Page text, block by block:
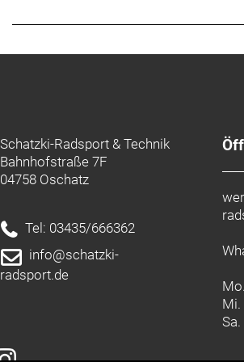
Schatzki-Radsport & Technik
Bahnhofstraße 7F
04758 Oschatz
Tel: 03435/666362
info@schatzki-
radsport.de
Mi.
Sa.